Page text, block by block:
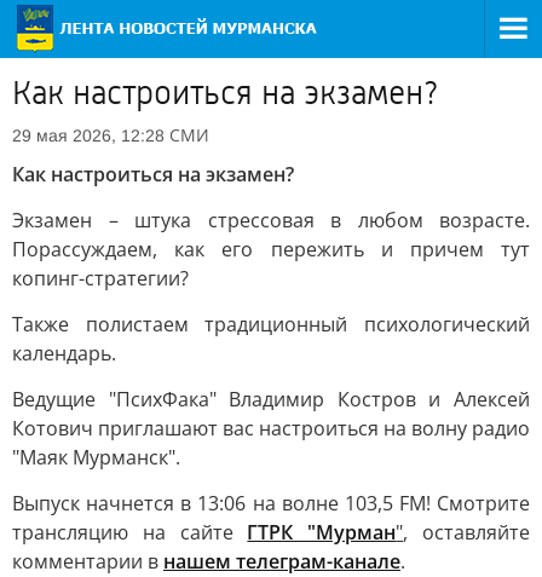
Как настроиться на экзамен?
29 мая 2026, 12:28 СМИ
Как настроиться на экзамен?
Экзамен – штука стрессовая в любом возрасте.
Порассуждаем, как его пережить и причем тут
копинг-стратегии?
Также полистаем традиционный психологический
календарь.
Ведущие "ПсихФака" Владимир Костров и Алексей
Котович приглашают вас настроиться на волну радио
"Маяк Мурманск".
Выпуск начнется в 13:06 на волне 103,5 FM! Смотрите
трансляцию на сайте ГТРК "Мурман", оставляйте
комментарии в нашем телеграм-канале.